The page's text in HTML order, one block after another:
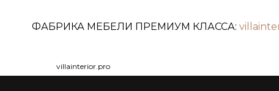
ФАБРИКА МЕБЕЛИ ПРЕМИУМ КЛАССА:
villainterior.pro